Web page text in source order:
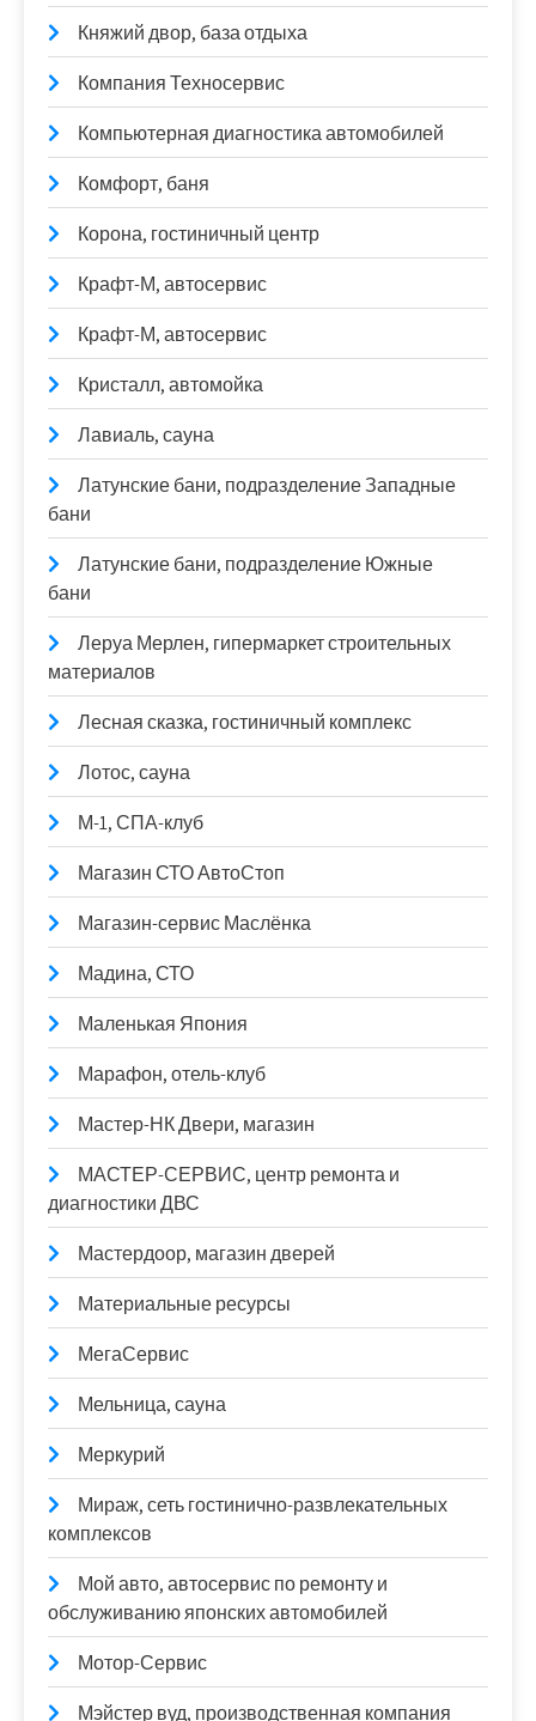
Княжий двор, база отдыха
Компания Техносервис
Компьютерная диагностика автомобилей
Комфорт, баня
Корона, гостиничный центр
Крафт-М, автосервис
Крафт-М, автосервис
Кристалл, автомойка
Лавиаль, сауна
Латунские бани, подразделение Западные
бани
Латунские бани, подразделение Южные
бани
Леруа Мерлен, гипермаркет строительных
материалов
Лесная сказка, гостиничный комплекс
Лотос, сауна
М-1, СПА-клуб
Магазин СТО АвтоСтоп
Магазин-сервис Маслёнка
Мадина, СТО
Маленькая Япония
Марафон, отель-клуб
Мастер-НК Двери, магазин
МАСТЕР-СЕРВИС, центр ремонта и
диагностики ДВС
Мастердоор, магазин дверей
Материальные ресурсы
МегаСервис
Мельница, сауна
Меркурий
Мираж, сеть гостинично-развлекательных
комплексов
Мой авто, автосервис по ремонту и
обслуживанию японских автомобилей
Мотор-Сервис
Мэйстер вуд, производственная компания